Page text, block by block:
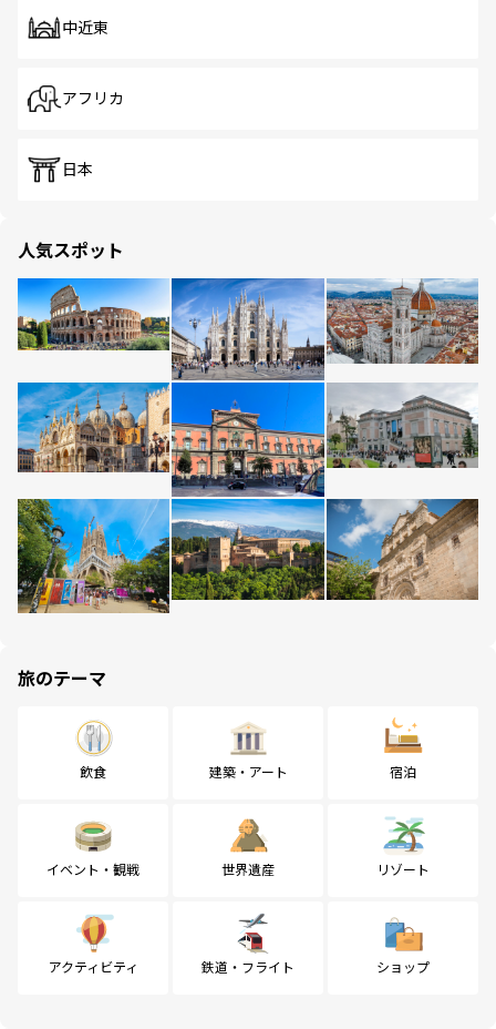
中近東
アフリカ
日本
人気スポット
旅のテーマ
飲食 建築・アート 宿泊
イベント・観戦 世界遺産 リゾート
アクティビティ 鉄道・フライト ショップ